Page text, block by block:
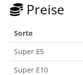
Preise
Sorte
Super E5
Super E10